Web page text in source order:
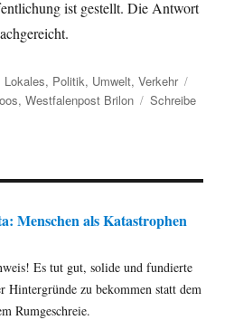
ist gestellt. Die Antwort
Kategorien
Lokales, Politik, Umwelt,Verkehr
,Westfalenpost Brilon
Schreibe
Menschen als Katastrophen
Es tut gut, solide und fundierte
Hintergründe zu bekommen statt dem
Rumgeschreie.